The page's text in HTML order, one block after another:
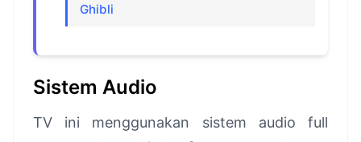
Ghibli
Sistem Audio
TV ini menggunakan sistem audio full